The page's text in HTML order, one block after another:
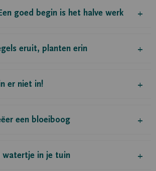
goed begin is het halve werk
eruit, planten erin
er niet in!
een bloeiboog
watertje in je tuin